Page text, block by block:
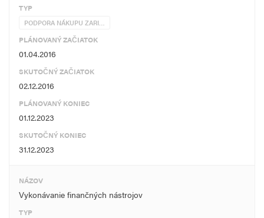
TYP
PODPORA NÁKUPU ZARI…
PLÁNOVANÝ ZAČIATOK
01.04.2016
SKUTOČNÝ ZAČIATOK
02.12.2016
PLÁNOVANÝ KONIEC
01.12.2023
SKUTOČNÝ KONIEC
31.12.2023
NÁZOV
Vykonávanie finančných nástrojov
TYP